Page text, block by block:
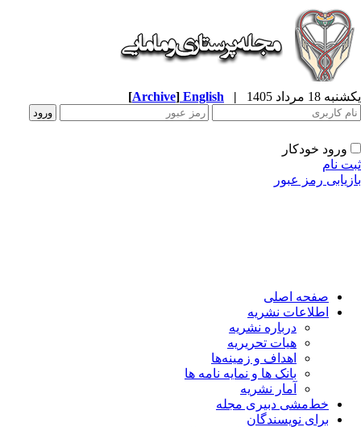
18 مرداد 1405 |
English
[Archive]
ورود خودکار
نام
رمز عبور
صفحه اصلی
اطلاعات نشریه
درباره نشریه
هیات تحریریه
اهداف و زمینه‌ها
بانک ها و نمایه نامه ها
آمار نشریه
خط‌مشی دبیری مجله
برای نویسندگان